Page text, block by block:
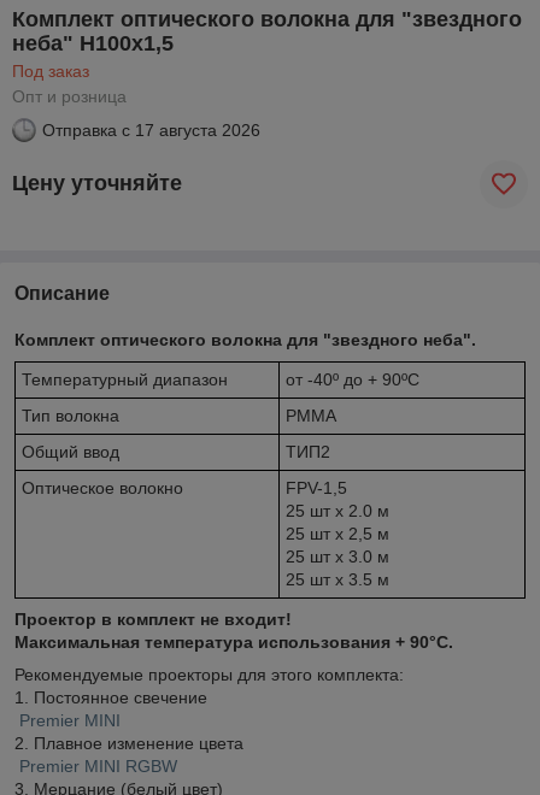
Комплект оптического волокна для "звездного
неба" H100х1,5
Под заказ
Опт и розница
Отправка с 17 августа 2026
Цену уточняйте
Описание
Комплект оптического волокна для "звездного неба".
Температурный диапазон
от -40º до + 90ºС
Тип волокна
PMMA
Общий ввод
ТИП2
Оптическое волокно
FPV-1,5
25 шт х 2.0 м
25 шт х 2,5 м
25 шт х 3.0 м
25 шт х 3.5 м
Проектор в комплект не входит!
Максимальная температура использования + 90°C.
Рекомендуемые проекторы для этого комплекта:
1. Постоянное свечение
Premier MINI
2. Плавное изменение цвета
Premier MINI RGBW
3. Мерцание (белый цвет)